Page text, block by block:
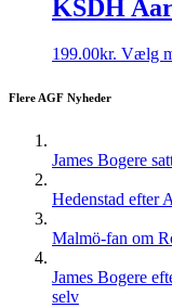
KSDH
199.00kr. Vælg
Flere AGF Nyheder
James Bogere
Hedenstad efter
Malmö-fan om
James Bogere
selv